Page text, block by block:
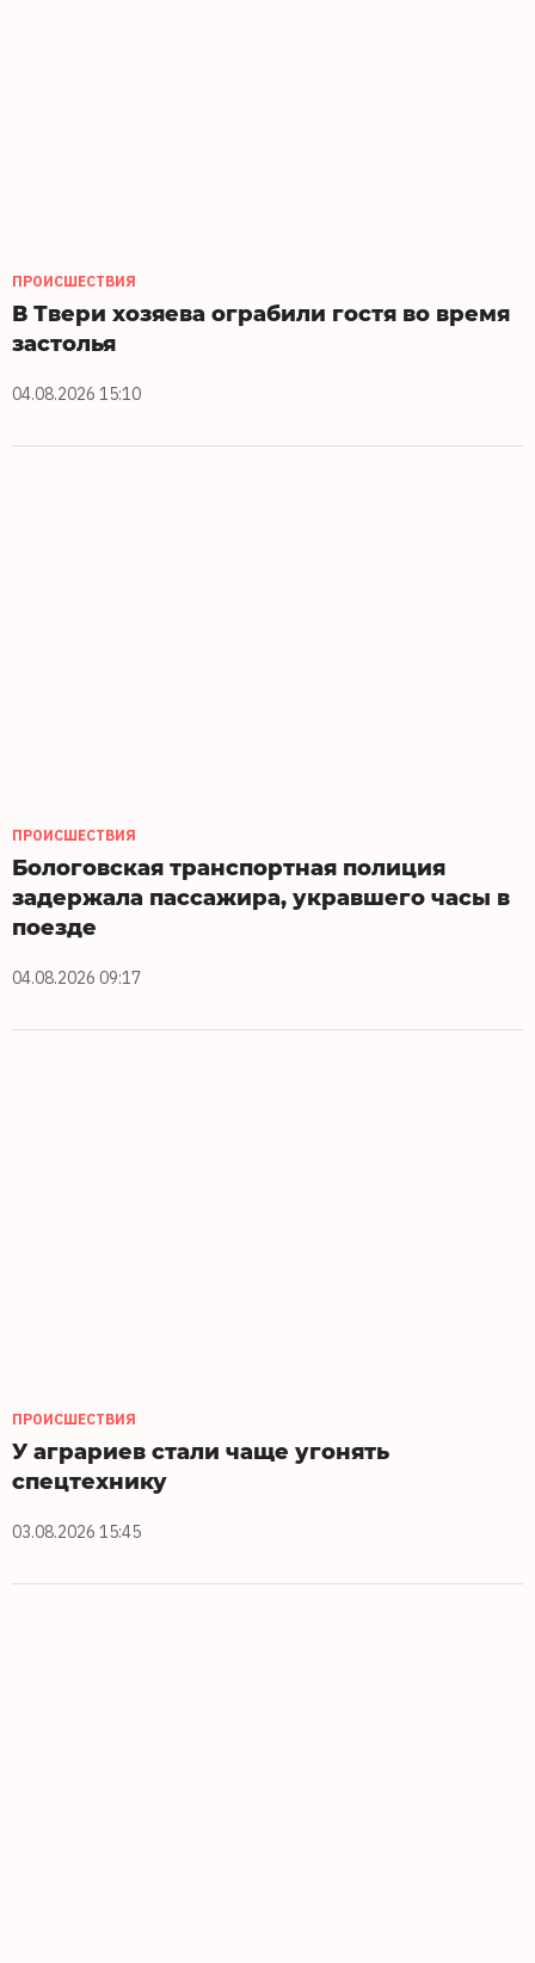
ПРОИСШЕСТВИЯ
В Твери хозяева ограбили гостя во время
застолья
04.08.2026 15:10
ПРОИСШЕСТВИЯ
Бологовская транспортная полиция
задержала пассажира, укравшего часы в
поезде
04.08.2026 09:17
ПРОИСШЕСТВИЯ
У аграриев стали чаще угонять
спецтехнику
03.08.2026 15:45